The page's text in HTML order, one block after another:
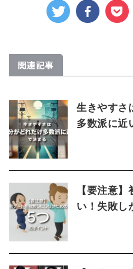
関連記事
生きやすさ
多数派に近
【要注意
い！失敗し